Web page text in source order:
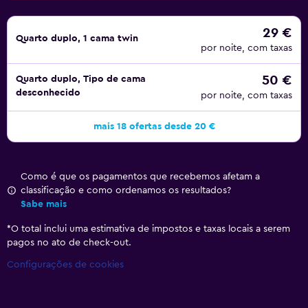
providencia roupa de cama premium e um serviço de
limpeza diário. Há também uma secretária em cada quarto
e acesso Wi-Fi gratuito em toda a propriedade.
Existem muitas opções de restauração nas imediações.
Mesmo em frente ao hostel encontra a Taverna Athene,
encontrar o Mirami e o Layla by Meir Adoni, para citar
apenas alguns.
seus parques aquáticos. Se quiser desfrutar de um, visite a
Galeria Kaufhof. Encontra também alguns cafés
Quarto duplo, 1 cama twin 29 €
por noite, com taxas
Quarto duplo, Tipo de cama
desconhecido
50 €
por noite, com taxas
mais 18 ofertas desde 20 €
Como é que os pagamentos que recebemos afetam a
classificação e como ordenamos os resultados?
Sabe mais
*O total inclui uma estimativa de impostos e taxas locais a serem
pagos no ato de check-out.
Configurações de cookies